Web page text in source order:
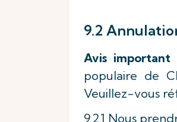
9.2
Avis important:
populaire de
Veuillez-vous
9.2.1 Nous